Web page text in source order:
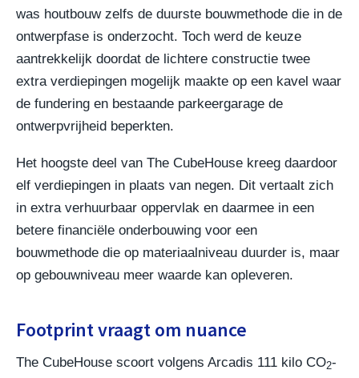
was houtbouw zelfs de duurste bouwmethode die in de
ontwerpfase is onderzocht. Toch werd de keuze
aantrekkelijk doordat de lichtere constructie twee
extra verdiepingen mogelijk maakte op een kavel waar
de fundering en bestaande parkeergarage de
ontwerpvrijheid beperkten.
Het hoogste deel van The CubeHouse kreeg daardoor
elf verdiepingen in plaats van negen. Dit vertaalt zich
in extra verhuurbaar oppervlak en daarmee in een
betere financiële onderbouwing voor een
bouwmethode die op materiaalniveau duurder is, maar
op gebouwniveau meer waarde kan opleveren.
Footprint vraagt om nuance
The CubeHouse scoort volgens Arcadis 111 kilo CO2-